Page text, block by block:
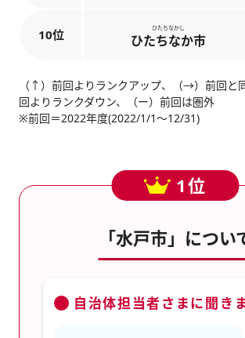
10位 ひたちなかし
ひたちなか市
（↑）前回よりランクアップ、（→）前回と
回よりランクダウン、（ー）前回は圏外
※前回＝2022年度(2022/1/1～12/31)
1位
「水戸市」につい
自治体担当者さまに聞き